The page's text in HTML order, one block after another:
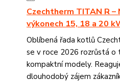
Czechtherm TITAN R –
výkonech 15, 18 a 20
Oblíbená řada kotlů
se v roce 2026 rozrůstá o
kompaktní modely.
dlouhodobý zájem